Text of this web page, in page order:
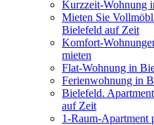
Kurzzeit-Wohnung
Mieten Sie
Bielefeld auf Zeit
Komfort-
mieten
Flat-Wohnung in
Ferienwohnung in
Bielefeld.
auf Zeit
1-Raum-Apartment